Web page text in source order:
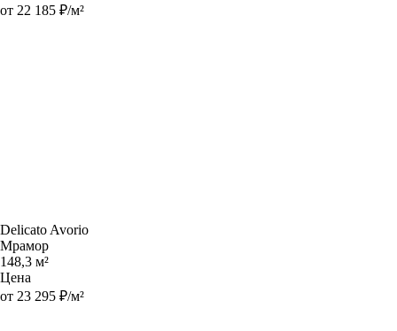
от 22 185 ₽/м²
Delicato Avorio
Мрамор
148,3 м²
Цена
от 23 295 ₽/м²